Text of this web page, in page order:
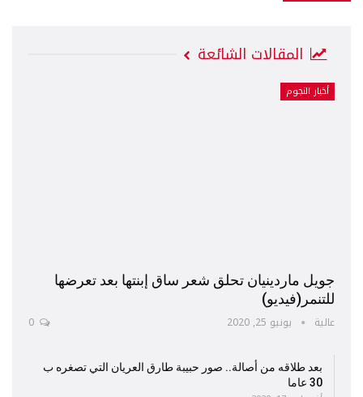
المقالات الشائعة
أخبار النجوم
جويل ماردينيان تحلق شعر ساق إبنتها بعد تعرضها
للتنمر(فيديو)
عالية يونيو 25, 2020
بعد طلاقه من أصالة.. صور حبيبة طارق العريان التي تصغره ب
30 عاما